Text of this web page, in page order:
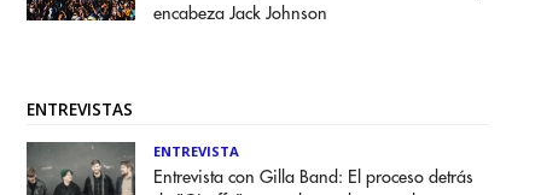
encabeza Jack Johnson
ENTREVISTAS
ENTREVISTA
Entrevista con Gilla Band: El proceso detrás